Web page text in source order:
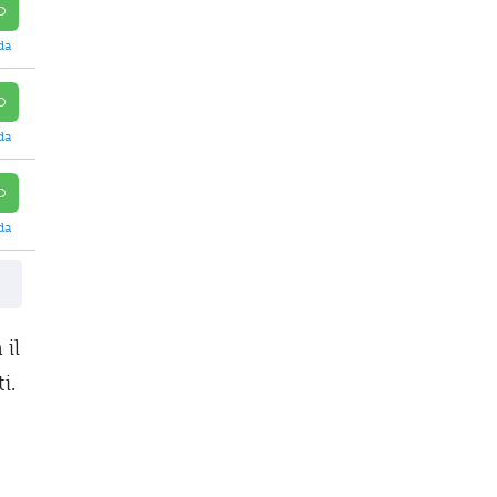
il